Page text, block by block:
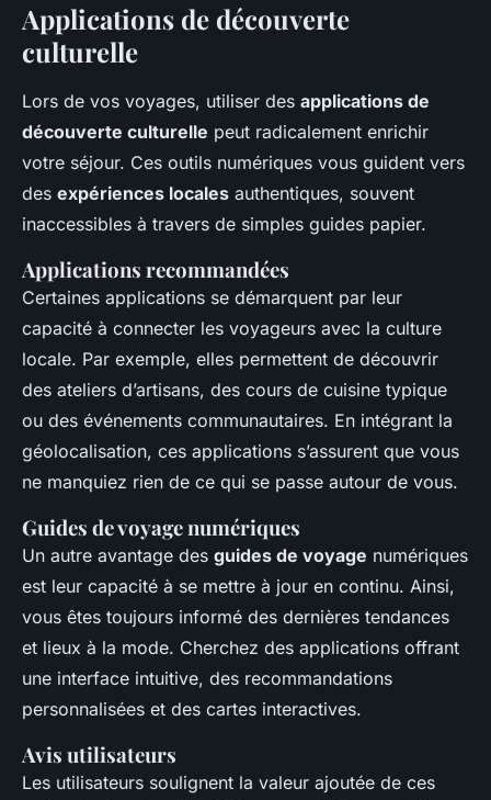
Applications de découverte
culturelle
Lors de vos voyages, utiliser des applications de
découverte culturelle peut radicalement enrichir
votre séjour. Ces outils numériques vous guident vers
des expériences locales authentiques, souvent
inaccessibles à travers de simples guides papier.
Applications recommandées
Certaines applications se démarquent par leur
capacité à connecter les voyageurs avec la culture
locale. Par exemple, elles permettent de découvrir
des ateliers d’artisans, des cours de cuisine typique
ou des événements communautaires. En intégrant la
géolocalisation, ces applications s’assurent que vous
ne manquiez rien de ce qui se passe autour de vous.
Guides de voyage numériques
Un autre avantage des guides de voyage numériques
est leur capacité à se mettre à jour en continu. Ainsi,
vous êtes toujours informé des dernières tendances
et lieux à la mode. Cherchez des applications offrant
une interface intuitive, des recommandations
personnalisées et des cartes interactives.
Avis utilisateurs
Les utilisateurs soulignent la valeur ajoutée de ces